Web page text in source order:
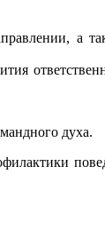
а
духа.